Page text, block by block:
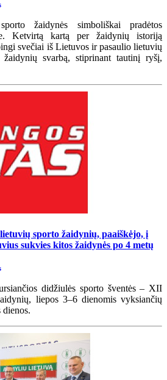
žaidynės simboliškai pradėtos
Ketvirtą kartą per žaidynių istoriją
svečiai iš Lietuvos ir pasaulio lietuvių
žaidynių svarbą, stiprinant tautinį ryšį,
sporto žaidynių, paaiškėjo, į
sukvies kitos žaidynės po 4 metų
didžiulės sporto šventės – XII
liepos 3–6 dienomis vyksiančių